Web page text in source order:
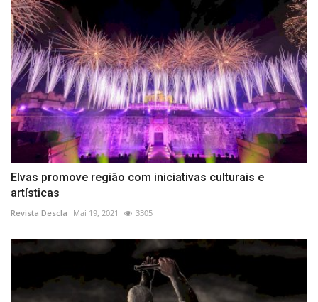
Elvas promove região com iniciativas culturais e
artísticas
Revista Descla Mai 19, 2021 3305